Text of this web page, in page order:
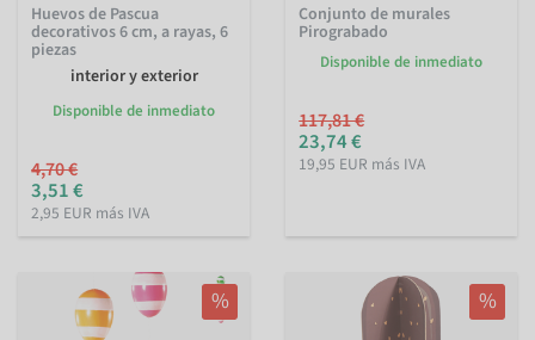
Huevos de Pascua
decorativos 6 cm, a rayas, 6
piezas
interior y exterior
Disponible de inmediato
4,70 €
3,51 €
2,95 EUR más IVA
Conjunto de murales
Pirograbado
Disponible de inmediato
117,81 €
23,74 €
19,95 EUR más IVA
% %